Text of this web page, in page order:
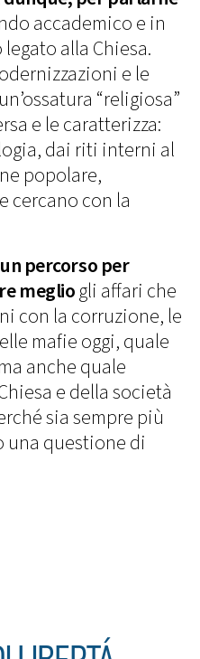
accademico e in
alla Chiesa.
e le
“religiosa”
e le caratterizza:
dai riti interni al
popolare,
cercano con la
un percorso per
megliogli affari che
con la corruzione, le
mafie oggi, quale
anche quale
e della società
sia sempre più
una questione di